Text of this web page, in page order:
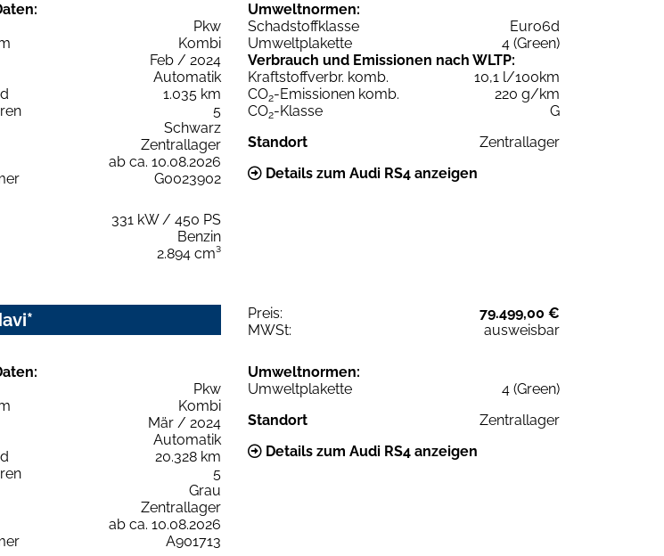
Pkw
Kombi
Feb / 2024
Automatik
1.035 km
5
Schwarz
Zentrallager
ab ca. 10.08.2026
G0023902
331 kW / 450 PS
Benzin
2.894 cm³
Umweltnormen:
Schadstoffklasse
Euro6d
Umweltplakette
4 (Green)
Verbrauch und Emissionen nach WLTP:
Kraftstoffverbr. komb.
10,1 l/100km
CO2-Emissionen komb.
220 g/km
CO2-Klasse
G
Standort
Zentrallager
Details zum Audi RS4 anzeigen
Preis:
79.499,00 €
MWSt:
ausweisbar
Pkw
Kombi
Mär / 2024
Automatik
20.328 km
5
Grau
Zentrallager
ab ca. 10.08.2026
A901713
Umweltnormen:
Umweltplakette
4 (Green)
Standort
Zentrallager
Details zum Audi RS4 anzeigen